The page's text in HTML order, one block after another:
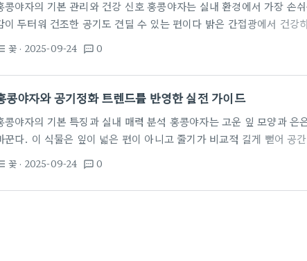
콩야자의 기본 관리와 건강 신호 홍콩야자는 실내 환경에서 가장 손
이 두터워 건조한 공기도 견딜 수 있는 편이다 밝은 간접광에서 건강
을 지니며 주기적인 잎 관리가 공간의 분위기를 한층 차분하게 만든다
크게 좌우된다 흙이 과습될 경우 뿌리가 물러지기 쉽고 잎이 축 늘
있는데 이때 흙이 건조한 상태를…
꽃 · 2025-09-24 textsms 0
콩야자와 공기정화 트렌드를 반영한 실전 가이드
콩야자의 기본 특징과 실내 매력 분석 홍콩야자는 고운 잎 모양과 은
꾼다. 이 식물은 잎이 넓은 편이 아니고 줄기가 비교적 길게 뻗어 공
다. 학명은 Livistona chinensis로 알려져 있으며, 잎의 갈래가 손바
는 환경에 따라 차이가 나지만 보통 1~2미터 내외의 실내 공간에서
꽃 · 2025-09-24 textsms 0